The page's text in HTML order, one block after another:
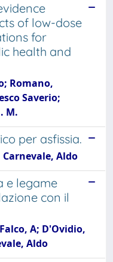
of low-dose
for
health and
Romano,
Saverio;
M.
per asfissia.
Carnevale, Aldo
e legame
con il
A; D'Ovidio,
Aldo